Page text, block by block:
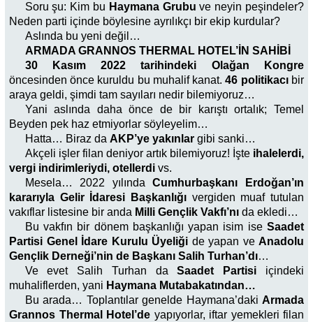
Soru şu: Kim bu Haymana Grubu ve neyin peşindeler?
Neden parti içinde böylesine ayrılıkçı bir ekip kurdular?
Aslında bu yeni değil…
ARMADA GRANNOS THERMAL HOTEL’İN SAHİBİ
30 Kasım 2022 tarihindeki Olağan Kongre
öncesinden önce kuruldu bu muhalif kanat.46 politikacıbir
araya geldi, şimdi tam sayıları nedir bilemiyoruz…
Yani aslında daha önce de bir karıştı ortalık; Temel
Beyden pek haz etmiyorlar söyleyelim…
Hatta… Biraz da AKP’ye yakınlargibi sanki…
Akçeli işler filan deniyor artık bilemiyoruz! İşte ihalelerdi,
vergi indirimleriydi, otellerdi vs.
Mesela… 2022 yılındaCumhurbaşkanı Erdoğan’ın
kararıyla Gelir İdaresi Başkanlığı vergiden muaf tutulan
vakıflar listesine bir anda Milli Gençlik Vakfı’nı da ekledi…
Bu vakfın bir dönem başkanlığı yapan isim ise Saadet
Partisi Genel İdare Kurulu Üyeliği de yapan ve Anadolu
Gençlik Derneği’nin de Başkanı Salih Turhan’dı…
Ve evet Salih Turhan daSaadet Partisi içindeki
muhaliflerden, yani Haymana Mutabakatından…
Bu arada… Toplantılar genelde Haymana’daki Armada
Grannos Thermal Hotel’de yapıyorlar, iftar yemekleri filan